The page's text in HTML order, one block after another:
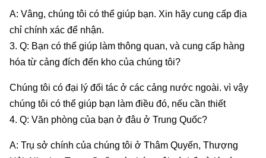
A: Vâng, chúng tôi có thể giúp bạn. Xin hãy cung cấp địa
chỉ chính xác để nhận.
3. Q: Bạn có thể giúp làm thông quan, và cung cấp hàng
hóa từ cảng đích đến kho của chúng tôi?
Chúng tôi có đại lý đối tác ở các cảng nước ngoài. vì vậy
chúng tôi có thể giúp bạn làm điều đó, nếu cần thiết
4. Q: Văn phòng của bạn ở đâu ở Trung Quốc?
A: Trụ sở chính của chúng tôi ở Thâm Quyến, Thượng